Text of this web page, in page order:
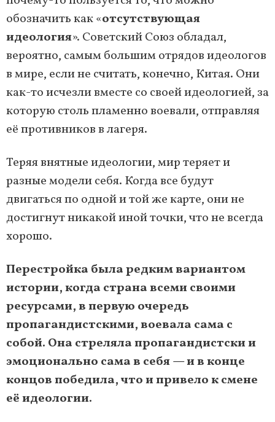
обозначить как «отсутствующая
идеология». Советский Союз обладал,
вероятно, самым большим отрядов идеологов
в мире, если не считать, конечно, Китая. Они
как-то исчезли вместе со своей идеологией, за
которую столь пламенно воевали, отправляя
её противников в лагеря.
Теряя внятные идеологии, мир теряет и
разные модели себя. Когда все будут
двигаться по одной и той же карте, они не
достигнут никакой иной точки, что не всегда
хорошо.
Перестройка была редким вариантом
истории, когда страна всеми своими
ресурсами, в первую очередь
пропагандистскими, воевала сама с
собой. Она стреляла пропагандистски и
эмоционально сама в себя — и в конце
концов победила, что и привело к смене
её идеологии.